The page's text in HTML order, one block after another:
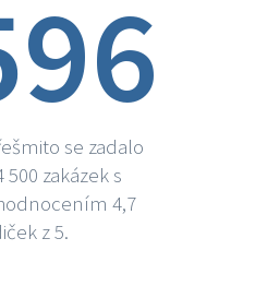
se zadalo
500 zakázek s
4,7
z 5.